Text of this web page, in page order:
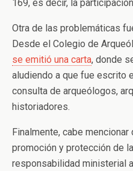
169, es decir, la
Otra de las problemáticas
Desde el Colegio de
se emitió una carta, donde
aludiendo a que fue escrito
consulta de arqueólogos,
historiadores.
Finalmente, cabe
promoción y protección de
responsabilidad ministerial